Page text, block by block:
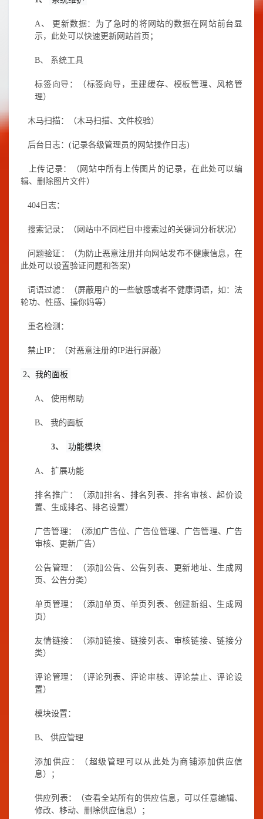
A、
更新数据：为了急时的将网站的数据在网站前台显
示，此处可以快速更新网站首页；
B、 系统工具
标签向导：（标签向导，重建缓存、模板管理、风格管
理）
木马扫描：（木马扫描、文件校验）
后台日志： (记录各级管理员的网站操作日志)
上传记录：（网站中所有上传图片的记录，在此处可以编
辑、删除图片文件）
404 日志：
搜索记录：（网站中不同栏目中搜索过的关键词分析状况）
问题验证：（为防止恶意注册并向网站发布不健康信息，在
此处可以设置验证问题和答案）
词语过滤：（屏蔽用户的一些敏感或者不健康词语，如：法
轮功、性感、操你妈等）
重名检测：
禁止IP：（对恶意注册的IP进行屏蔽）
2、我的面板
A、 使用帮助
B、 我的面板
3、 功能模块
A、 扩展功能
排名推广：（添加排名、排名列表、排名审核、起价设
置、生成排名、排名设置）
广告管理：（添加广告位、广告位管理、广告管理、广告
审核、更新广告）
公告管理：（添加公告、公告列表、更新地址、生成网
页、公告分类）
单页管理：（添加单页、单页列表、创建新组、生成网
页）
友情链接：（添加链接、链接列表、审核链接、链接分
类）
评论管理：（评论列表、评论审核、评论禁止、评论设
置）
模块设置：
B、 供应管理
添加供应：（超级管理可以从此处为商铺添加供应信
息）；
供应列表：（查看全站所有的供应信息，可以任意编辑、
修改、移动、删除供应信息）；